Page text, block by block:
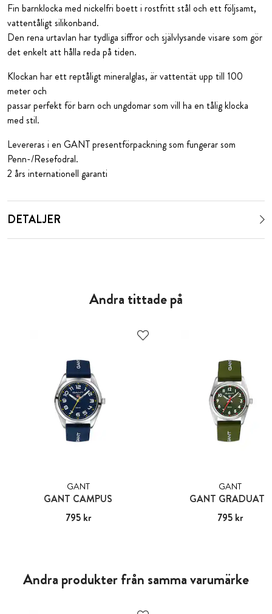
Fin barnklocka med nickelfri boett i rostfritt stål och ett följsamt,
vattentåligt silikonband.
Den rena urtavlan har tydliga siffror och självlysande visare som gör
det enkelt att hålla reda på tiden.
Klockan har ett reptåligt mineralglas, är vattentät upp till 100
meter och
passar perfekt för barn och ungdomar som vill ha en tålig klocka
med stil.
Levereras i en GANT presentförpackning som fungerar som
Penn-/Resefodral.
2 års internationell garanti
DETALJER
Andra tittade på
GANT
GANT CAMPUS
Pris:795 kr
795 kr
GANT
GANT GRADUATE
Pris:795 kr
795 kr
Andra produkter från samma varumärke